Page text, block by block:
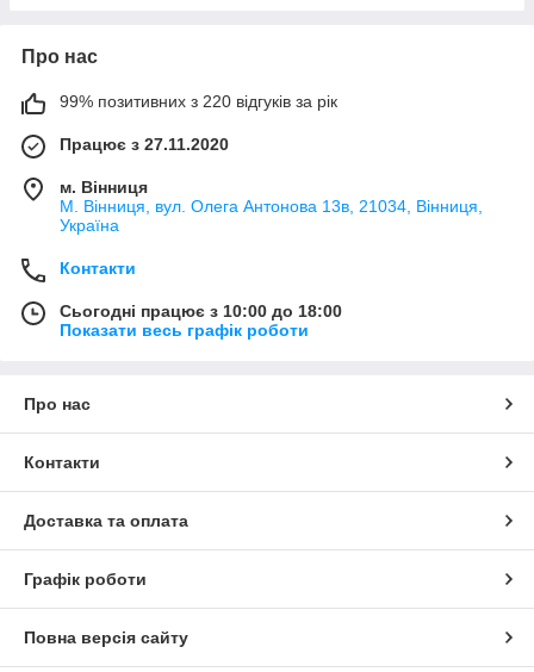
Про нас
99% позитивних з 220 відгуків за рік
Працює з 27.11.2020
м. Вінниця
М. Вінниця, вул. Олега Антонова 13в, 21034, Вінниця,
Україна
Контакти
Сьогодні працює з 10:00 до 18:00
Показати весь графік роботи
Про нас
Контакти
Доставка та оплата
Графік роботи
Повна версія сайту